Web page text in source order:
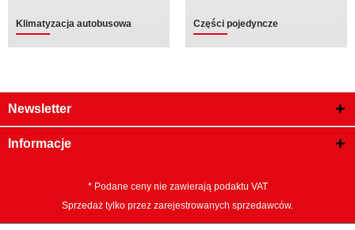
Klimatyzacja autobusowa Części pojedyncze
Newsletter
Informacje
* Podane ceny nie zawierają podaktu VAT
Sprzedaż tylko przez zarejestrowanych sprzedawców.